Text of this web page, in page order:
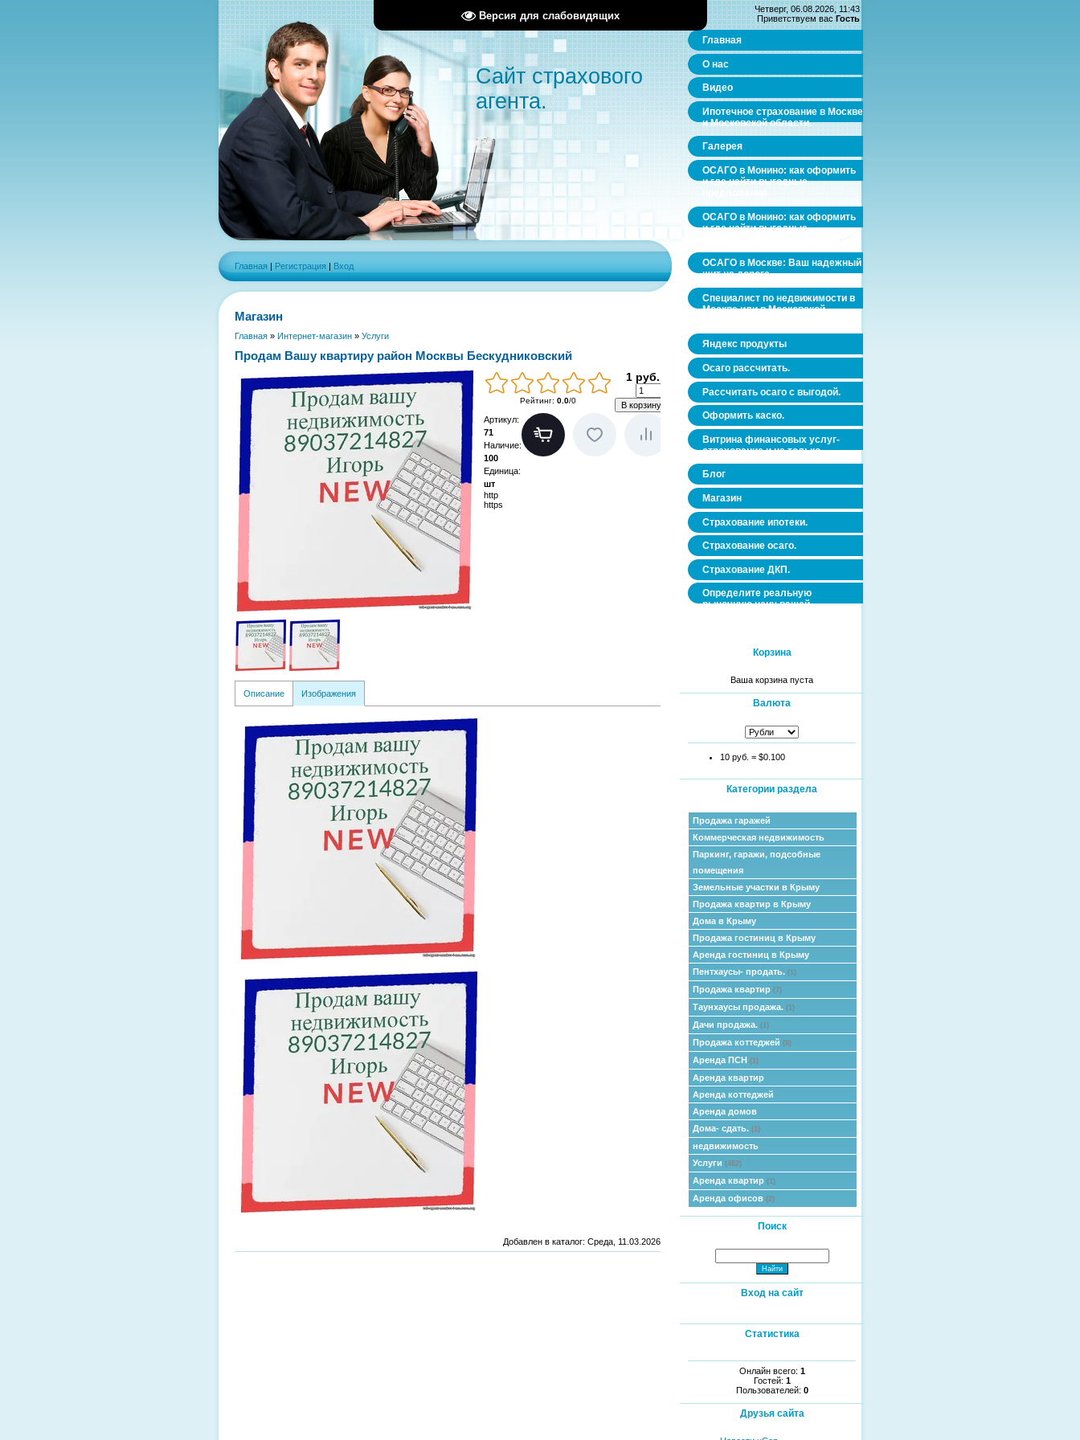
Версия для слабовидящих
Сайт страхового
агента.
Главная | Регистрация | Вход
Магазин
Главная » Интернет-магазин » Услуги
Продам Вашу квартиру район Москвы Бескудниковский
Рейтинг: 0.0/0
1 руб.
Артикул:
71
Наличие:
100
Единица:
шт
http
https
Описание Изображения
Добавлен в каталог: Среда, 11.03.2026
Четверг, 06.08.2026, 11:43
Приветствуем вас Гость
Главная
О нас
Видео
Ипотечное страхование в Москве
и Московской области.
Галерея
ОСАГО в Монино: как оформить
и где найти выгодные
ОСАГО в Монино: как оформить
и где найти выгодные
ОСАГО в Москве: Ваш надежный
щит на дороге
Специалист по недвижимости в
Москве или в Московской
Яндекс продукты
Осаго рассчитать.
Рассчитать осаго с выгодой.
Оформить каско.
Витрина финансовых услуг-
страхование и не только.
Блог
Магазин
Страхование ипотеки.
Страхование осаго.
Страхование ДКП.
Определите реальную
рыночную цену вашей
Корзина
Ваша корзина пуста
Валюта
10 руб. = $0.100
Категории раздела
Продажа гаражей
Коммерческая недвижимость
Паркинг, гаражи, подсобные
помещения
Земельные участки в Крыму
Продажа квартир в Крыму
Дома в Крыму
Продажа гостиниц в Крыму
Аренда гостиниц в Крыму
Пентхаусы- продать. (1)
Продажа квартир (7)
Таунхаусы продажа. (1)
Дачи продажа. (1)
Продажа коттеджей (8)
Аренда ПСН (1)
Аренда квартир
Аренда коттеджей
Аренда домов
Дома- сдать. (1)
недвижимость
Услуги (482)
Аренда квартир (1)
Аренда офисов (2)
Поиск
Вход на сайт
Статистика
Онлайн всего: 1
Гостей: 1
Пользователей: 0
Друзья сайта